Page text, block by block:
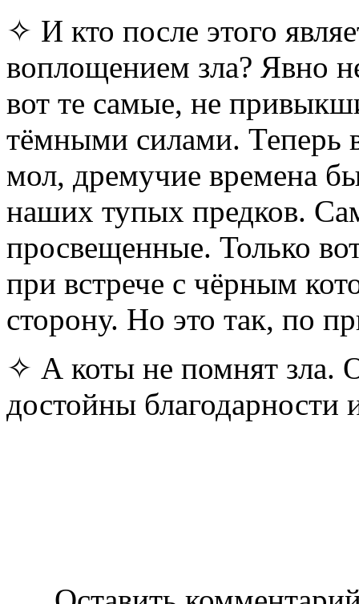
✧ И кто после этого
воплощением зла? Явно
вот те самые, не
тёмными силами. Теперь
мол, дремучие времена
наших тупых предков.
просвещенные. Только
при встрече с чёрным
сторону. Но это так, по
✧ А коты не помнят зла.
достойны благодарности